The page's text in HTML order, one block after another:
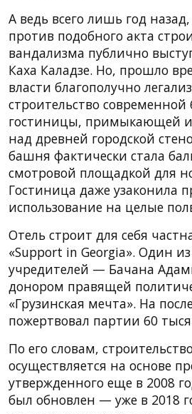
А ведь всего лишь год
против подобного акта
вандализма публично
Каха Каладзе. Но, прошло
власти благополучно
строительство современной
гостиницы, примыкающей
над древней городской
башня фактически стала
смотровой площадкой для
Гостиница даже узаконила
использование на целые
Отель строит для себя
«Support in Georgia». Один из
учредителей — Бачана
донором правящей
«Грузинская мечта». На
пожертвовал партии 60
По его словам,
осуществляется на основе
утвержденного еще в 2008
был обновлен — уже в 2018